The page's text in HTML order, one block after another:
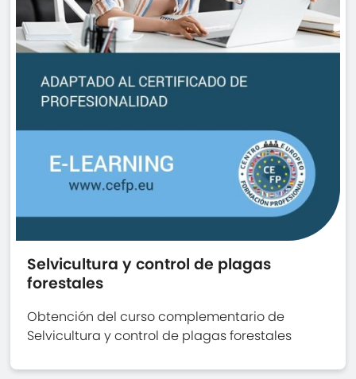
Selvicultura y control de plagas
forestales
Obtención del curso complementario de
Selvicultura y control de plagas forestales